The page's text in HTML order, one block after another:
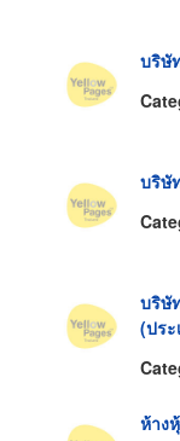
บริษั
บริษั
บริษั
(ประ
ห้าง